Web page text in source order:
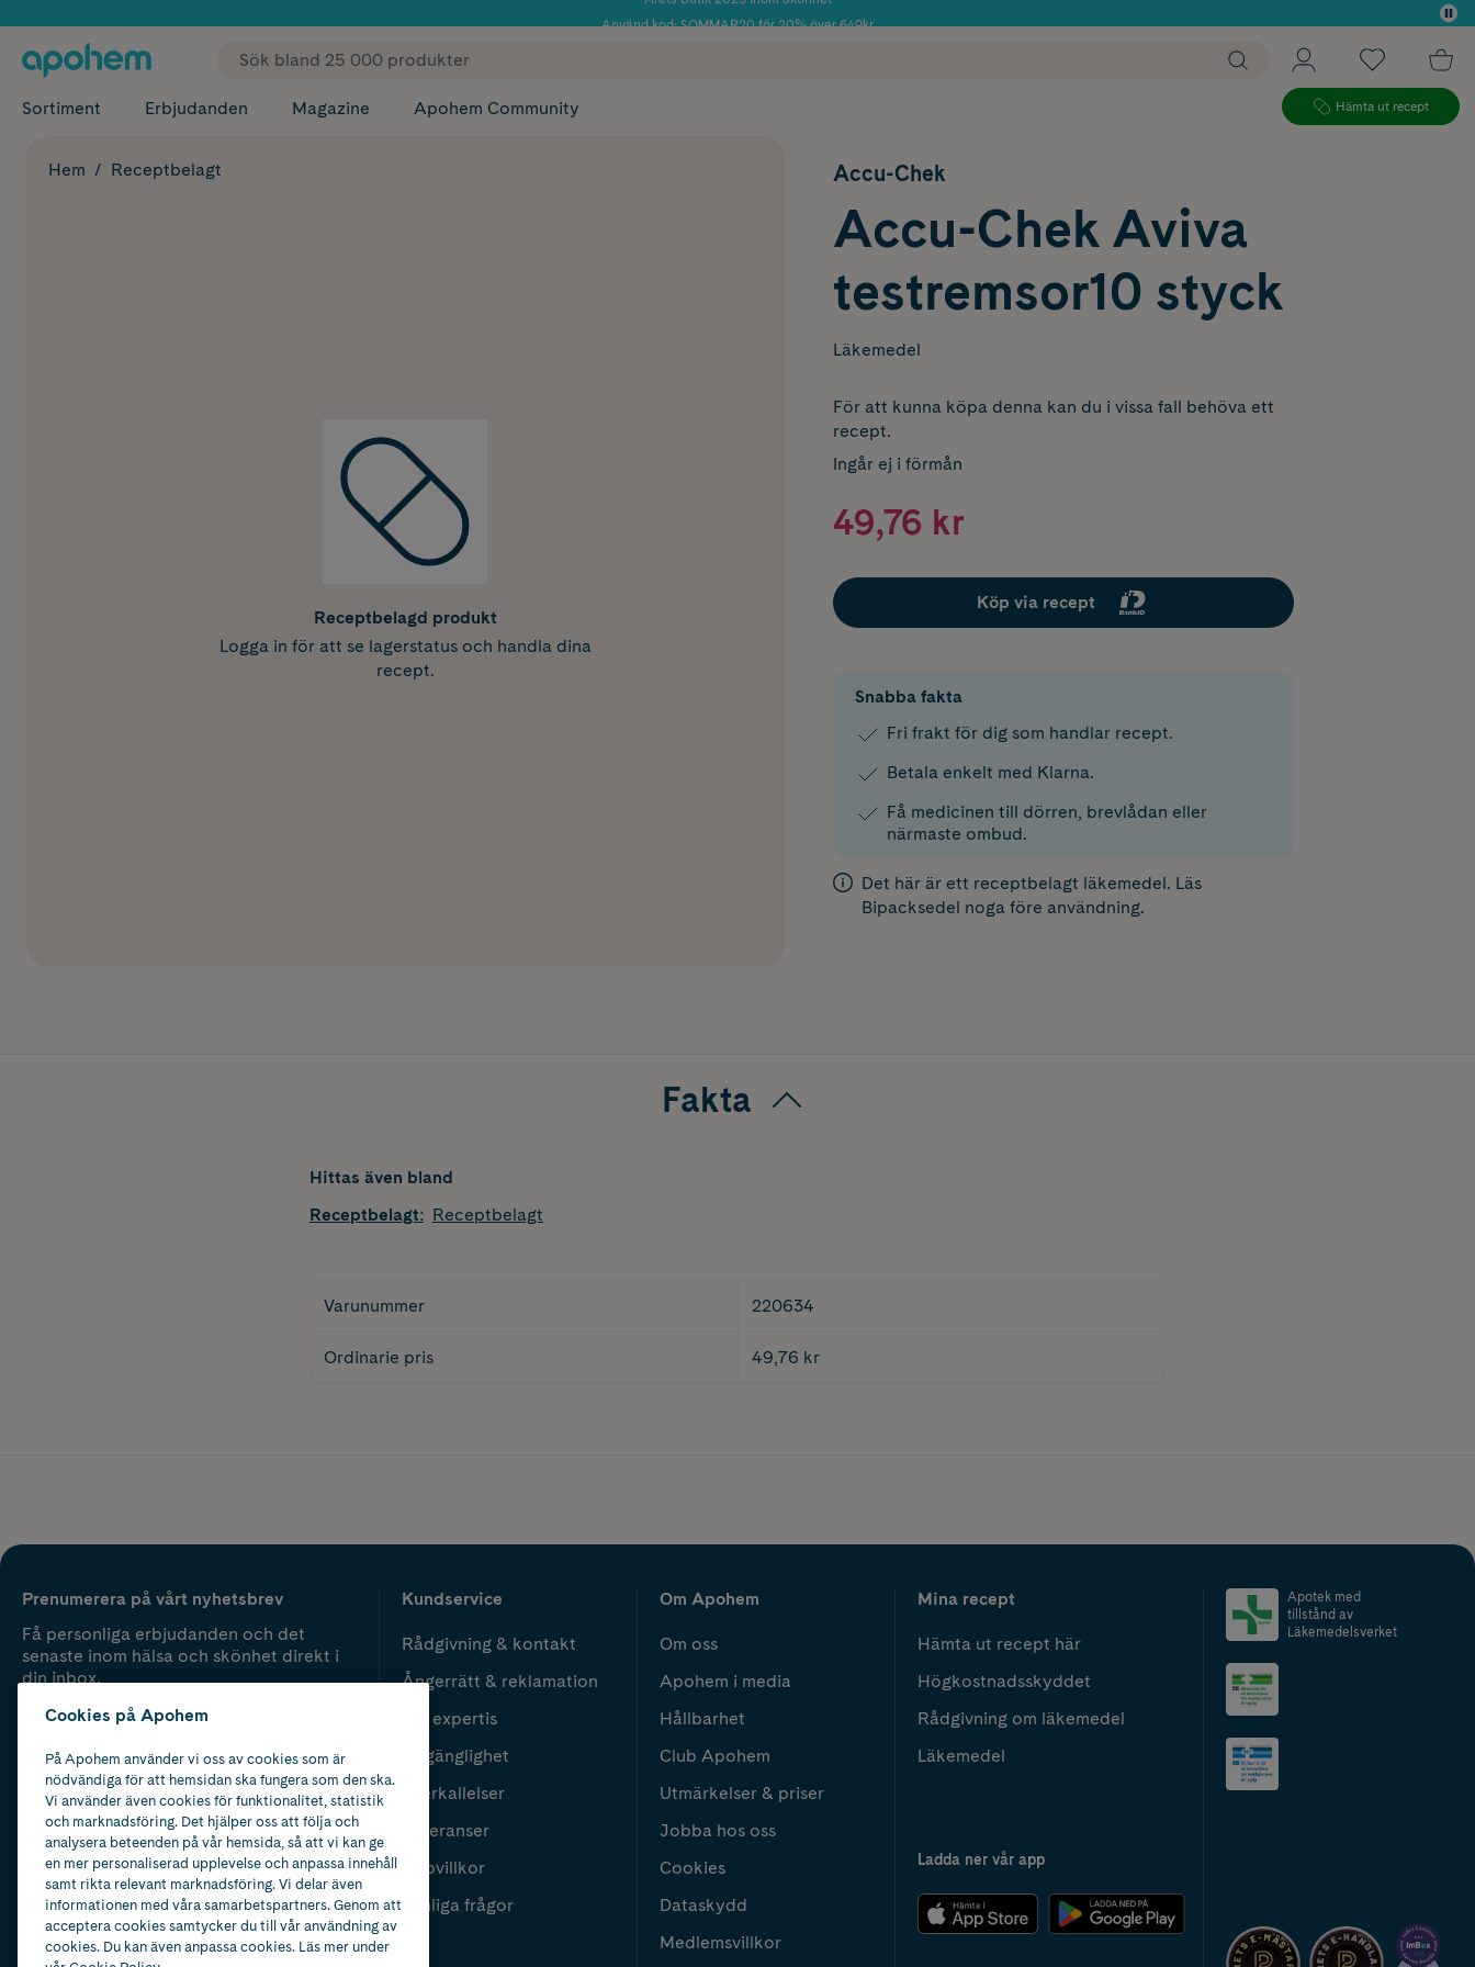
Årets Butik 2025 inom Skönhet
✓ Fri frakt
Sortiment Erbjudanden Magazine Apohem Community Hämta ut recept
Hem Receptbelagt
Receptbelagd produkt
Logga in för att se lagerstatus och handla dina
recept.
Accu-Chek
Accu-Chek Aviva
testremsor10 styck
Läkemedel
För att kunna köpa denna kan du i vissa fall behöva ett
recept.
Ingår ej i förmån
49,76 kr
Köp via recept
Snabba fakta
Fri frakt för dig som handlar recept.
Betala enkelt med Klarna.
Få medicinen till dörren, brevlådan eller
närmaste ombud.
Det här är ett receptbelagt läkemedel. Läs
Bipacksedel noga före användning.
Fakta
Hittas även bland
Receptbelagt: Receptbelagt
Varunummer 220634
Ordinarie pris 49,76 kr
Prenumerera på vårt nyhetsbrev
Få personliga erbjudanden och det
senaste inom hälsa och skönhet direkt i
din inbox.
Kundservice
Rådgivning & kontakt
Ångerrätt & reklamation
Vår expertis
Tillgänglighet
Återkallelser
Leveranser
Köpvillkor
Vanliga frågor
Om Apohem
Om oss
Apohem i media
Hållbarhet
Club Apohem
Utmärkelser & priser
Jobba hos oss
Cookies
Dataskydd
Medlemsvillkor
Mina recept
Hämta ut recept här
Högkostnadsskyddet
Rådgivning om läkemedel
Läkemedel
Ladda ner vår app
Apotek med
tillstånd av
Läkemedelsverket
Cookies på Apohem
På Apohem använder vi oss av cookies som är
nödvändiga för att hemsidan ska fungera som den ska.
Vi använder även cookies för funktionalitet, statistik
och marknadsföring. Det hjälper oss att följa och
analysera beteenden på vår hemsida, så att vi kan ge
en mer personaliserad upplevelse och anpassa innehåll
samt rikta relevant marknadsföring. Vi delar även
informationen med våra samarbetspartners. Genom att
acceptera cookies samtycker du till vår användning av
cookies. Du kan även anpassa cookies. Läs mer under